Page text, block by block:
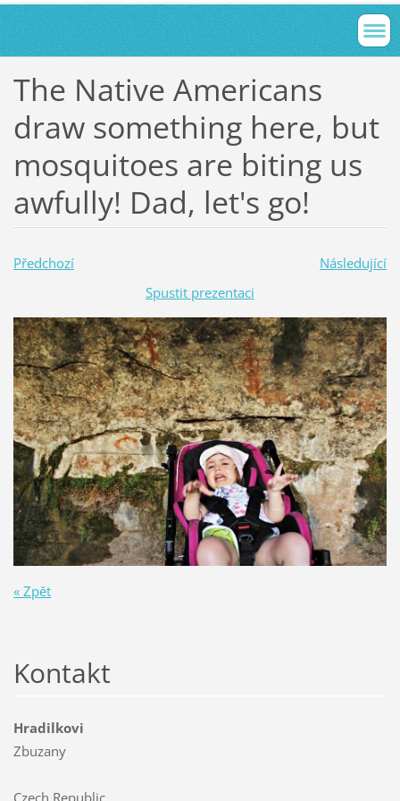
The Native Americans
draw something here, but
mosquitoes are biting us
awfully! Dad, let's go!
Předchozí
Následující
Spustit prezentaci
« Zpět
Kontakt
Hradilkovi
Zbuzany